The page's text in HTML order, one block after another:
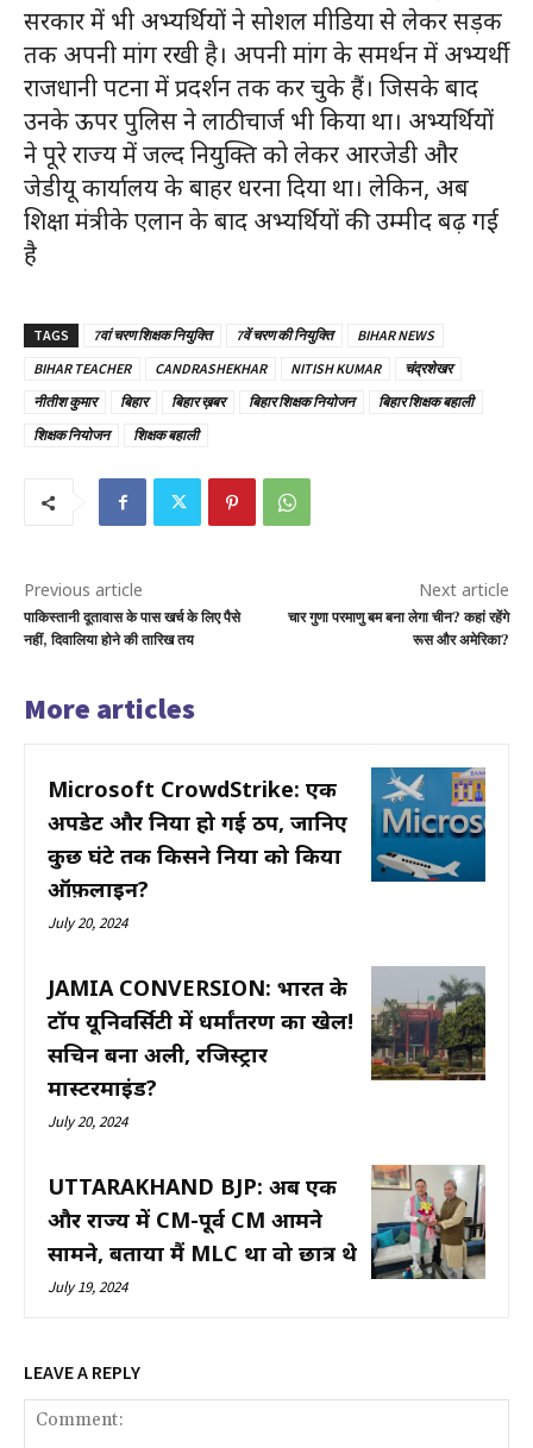
सरकार में भी अभ्यर्थियों ने सोशल मीडिया से लेकर सड़क
तक अपनी मांग रखी है। अपनी मांग के समर्थन में अभ्यर्थी
राजधानी पटना में प्रदर्शन तक कर चुके हैं। जिसके बाद
उनके ऊपर पुलिस ने लाठीचार्ज भी किया था। अभ्यर्थियों
ने पूरे राज्य में जल्द नियुक्ति को लेकर आरजेडी और
जेडीयू कार्यालय के बाहर धरना दिया था। लेकिन, अब
शिक्षा मंत्रीके एलान के बाद अभ्यर्थियों की उम्मीद बढ़ गई
है
TAGS 7वां चरण शिक्षक नियुक्ति 7वें चरण की नियुक्ति
BIHAR NEWS
BIHAR TEACHER
CANDRASHEKHAR NITISH KUMAR
चंद्रशेखर
नीतीश कुमार
बिहार बिहार ख़बर बिहार शिक्षक नियोजन
बिहार शिक्षक बहाली
शिक्षक नियोजन
शिक्षक बहाली
Previous article
पाकिस्तानी दूतावास के पास खर्च के लिए पैसे
नहीं, दिवालिया होने की तारिख तय
Next article
चार गुणा परमाणु बम बना लेगा चीन? कहां रहेंगे
रूस और अमेरिका?
More articles
Microsoft CrowdStrike: एक
अपडेट और दुनिया हो गई ठप, जानिए
कुछ घंटे तक किसने दुनिया को किया
ऑफ़लाइन?
July 20, 2024
JAMIA CONVERSION: भारत के
टॉप यूनिवर्सिटी में धर्मांतरण का खेल!
सचिन बना अली, रजिस्ट्रार
मास्टरमाइंड?
July 20, 2024
UTTARAKHAND BJP: अब एक
और राज्य में CM-पूर्व CM आमने
सामने, बताया मैं MLC था वो छात्र थे
July 19, 2024
LEAVE A REPLY